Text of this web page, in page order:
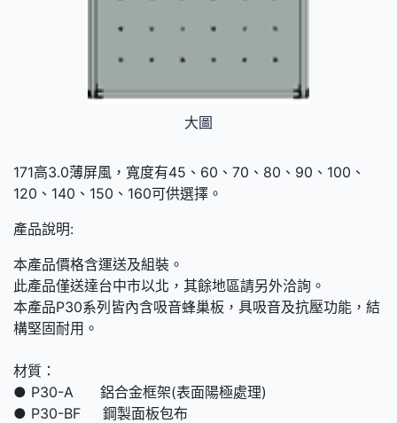
大圖
171高3.0薄屏風，寬度有45、60、70、80、90、100、
120、140、150、160可供選擇。
產品說明:
本產品價格含運送及組裝。
此產品僅送達台中市以北，其餘地區請另外洽詢。
本產品P30系列皆內含吸音蜂巢板，具吸音及抗壓功能，結
構堅固耐用。
材質：
● P30-A 鋁合金框架(表面陽極處理)
● P30-BF 鋼製面板包布